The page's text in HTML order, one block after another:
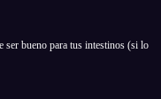
ser bueno para tus intestinos (si lo